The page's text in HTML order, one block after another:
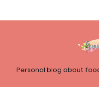
Personal blog about